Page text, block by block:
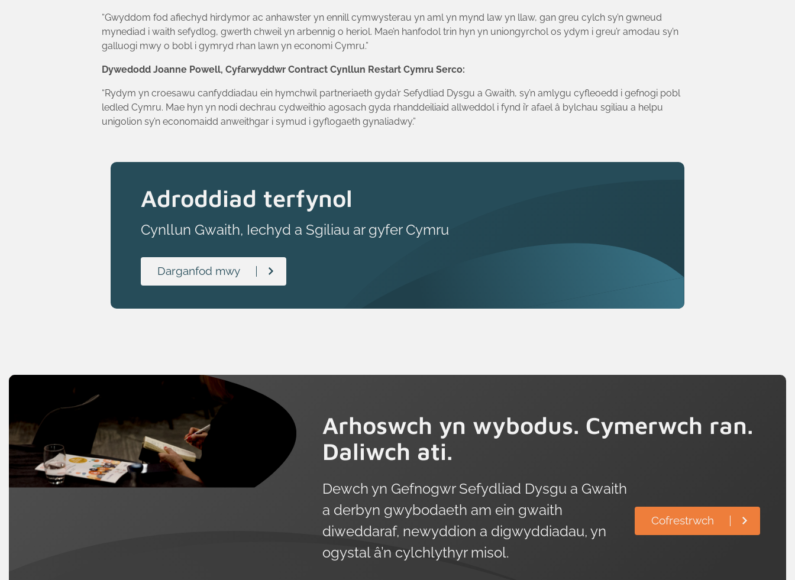
“Gwyddom fod afiechyd hirdymor ac anhawster yn ennill cymwysterau yn aml yn mynd law yn llaw, gan greu cylch sy’n gwneud
mynediad i waith sefydlog, gwerth chweil yn arbennig o heriol. Mae’n hanfodol trin hyn yn uniongyrchol os ydym i greu’r amodau sy’n
galluogi mwy o bobl i gymryd rhan lawn yn economi Cymru.”
Dywedodd Joanne Powell, Cyfarwyddwr Contract Cynllun Restart Cymru Serco:
“Rydym yn croesawu canfyddiadau ein hymchwil partneriaeth gyda’r Sefydliad Dysgu a Gwaith, sy’n amlygu cyfleoedd i gefnogi pobl
ledled Cymru. Mae hyn yn nodi dechrau cydweithio agosach gyda rhanddeiliaid allweddol i fynd i’r afael â bylchau sgiliau a helpu
unigolion sy’n economaidd anweithgar i symud i gyflogaeth gynaliadwy.”
Adroddiad terfynol
Cynllun Gwaith, Iechyd a Sgiliau ar gyfer Cymru
Darganfod mwy
Arhoswch yn wybodus. Cymerwch ran.
Daliwch ati.
Dewch yn Gefnogwr Sefydliad Dysgu a Gwaith
a derbyn gwybodaeth am ein gwaith
diweddaraf, newyddion a digwyddiadau, yn
ogystal â’n cylchlythyr misol.
Cofrestrwch